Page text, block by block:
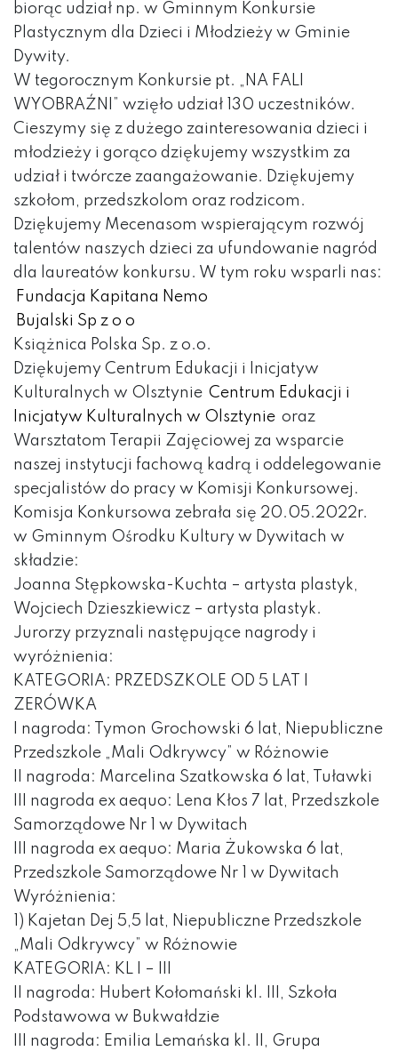
biorąc udział np. w Gminnym Konkursie
Plastycznym dla Dzieci i Młodzieży w Gminie
Dywity.
W tegorocznym Konkursie pt. „NA FALI
WYOBRAŹNI” wzięło udział 130 uczestników.
Cieszymy się z dużego zainteresowania dzieci i
młodzieży i gorąco dziękujemy wszystkim za
udział i twórcze zaangażowanie. Dziękujemy
szkołom, przedszkolom oraz rodzicom.
Dziękujemy Mecenasom wspierającym rozwój
talentów naszych dzieci za ufundowanie nagród
dla laureatów konkursu. W tym roku wsparli nas:
Fundacja Kapitana Nemo
Bujalski Sp z o o
Książnica Polska Sp. z o.o.
Dziękujemy Centrum Edukacji i Inicjatyw
Kulturalnych w Olsztynie Centrum Edukacji i
Inicjatyw Kulturalnych w Olsztynie oraz
Warsztatom Terapii Zajęciowej za wsparcie
naszej instytucji fachową kadrą i oddelegowanie
specjalistów do pracy w Komisji Konkursowej.
Komisja Konkursowa zebrała się 20.05.2022r.
w Gminnym Ośrodku Kultury w Dywitach w
składzie:
Joanna Stępkowska-Kuchta – artysta plastyk,
Wojciech Dzieszkiewicz – artysta plastyk.
Jurorzy przyznali następujące nagrody i
wyróżnienia:
KATEGORIA: PRZEDSZKOLE OD 5 LAT I
ZERÓWKA
I nagroda: Tymon Grochowski 6 lat, Niepubliczne
Przedszkole „Mali Odkrywcy” w Różnowie
II nagroda: Marcelina Szatkowska 6 lat, Tuławki
III nagroda ex aequo: Lena Kłos 7 lat, Przedszkole
Samorządowe Nr 1 w Dywitach
III nagroda ex aequo: Maria Żukowska 6 lat,
Przedszkole Samorządowe Nr 1 w Dywitach
Wyróżnienia:
1) Kajetan Dej 5,5 lat, Niepubliczne Przedszkole
„Mali Odkrywcy” w Różnowie
KATEGORIA: KL I – III
II nagroda: Hubert Kołomański kl. III, Szkoła
Podstawowa w Bukwałdzie
III nagroda: Emilia Lemańska kl. II, Grupa